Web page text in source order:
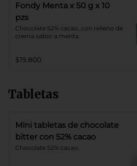
Fondy Menta x 50 g x 10
pzs
Chocolate 52% cacao, con relleno de
crema sabor a menta.
$19.800
Tabletas
Mini tabletas de chocolate
bitter con 52% cacao
Chocolate 52% cacao.